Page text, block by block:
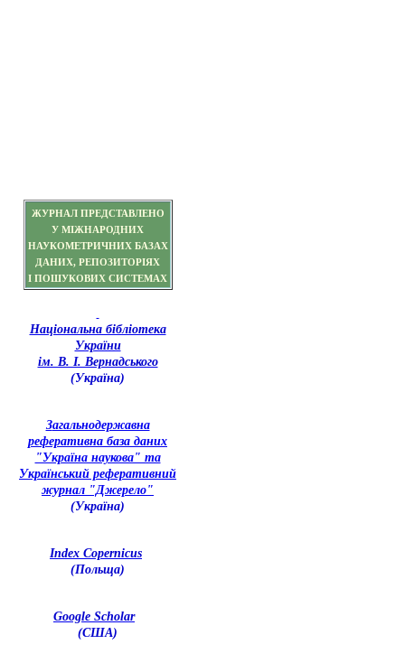
ЖУРНАЛ ПРЕДСТАВЛЕНО
У МІЖНАРОДНИХ
НАУКОМЕТРИЧНИХ БАЗАХ
ДАНИХ, РЕПОЗИТОРІЯХ
І ПОШУКОВИХ СИСТЕМАХ
Національна бібліотека
України
ім. В. І. Вернадського
(Україна)
Загальнодержавна
реферативна база даних
"Україна наукова" та
Український реферативний
журнал "Джерело"
(Україна)
Index Copernicus
(Польща)
Google Scholar
(США)